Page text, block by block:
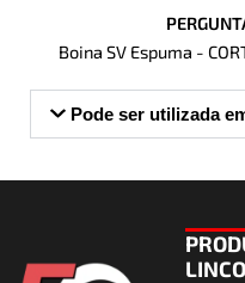
Boina SV Espuma -
Pode ser utilizada